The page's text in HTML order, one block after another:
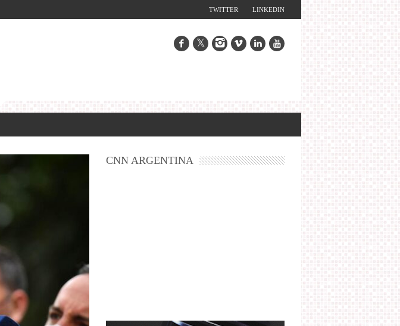
LINKEDIN
TWITTER
CNN ARGENTINA